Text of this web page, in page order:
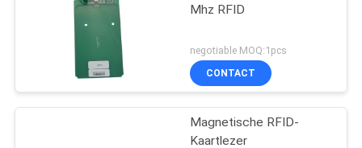
Mhz RFID
negotiable MOQ:1pcs
CONTACT
Magnetische RFID-
Kaartlezer